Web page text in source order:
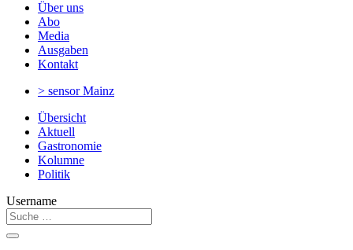
Über uns
Abo
Media
Ausgaben
Kontakt
> sensorMainz
Übersicht
Aktuell
Gastronomie
Kolumne
Politik
Username